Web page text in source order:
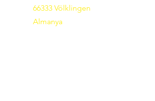
66333 Völklingen
Almanya